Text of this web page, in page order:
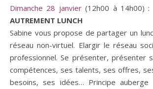
Dimanche 28 janvier(12h00 à 14h00) :
AUTREMENT LUNCH
Sabine vous propose de partager un
réseau non-virtuel. Elargir le réseau
professionnel. Se présenter, présenter
compétences, ses talents, ses offres,
besoins, ses idées… Principe auberge